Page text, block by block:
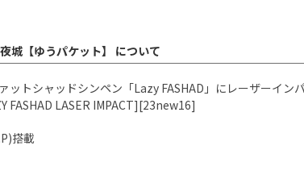
城【ゆうパケット】 について
ットシャッドシンペン「Lazy FASHAD」にレーザーイ
FASHAD LASER IMPACT][23new16]
搭載